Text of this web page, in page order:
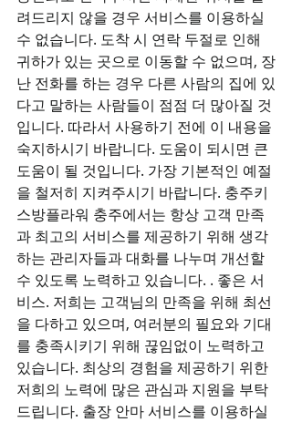
려드리지 않을 경우 서비스를 이용하실
수 없습니다. 도착 시 연락 두절로 인해
귀하가 있는 곳으로 이동할 수 없으며, 장
난 전화를 하는 경우 다른 사람의 집에 있
다고 말하는 사람들이 점점 더 많아질 것
입니다. 따라서 사용하기 전에 이 내용을
숙지하시기 바랍니다. 도움이 되시면 큰
도움이 될 것입니다. 가장 기본적인 예절
을 철저히 지켜주시기 바랍니다. 충주키
스방플라워 충주에서는 항상 고객 만족
과 최고의 서비스를 제공하기 위해 생각
하는 관리자들과 대화를 나누며 개선할
수 있도록 노력하고 있습니다. . 좋은 서
비스. 저희는 고객님의 만족을 위해 최선
을 다하고 있으며, 여러분의 필요와 기대
를 충족시키기 위해 끊임없이 노력하고
있습니다. 최상의 경험을 제공하기 위한
저희의 노력에 많은 관심과 지원을 부탁
드립니다. 출장 안마 서비스를 이용하실